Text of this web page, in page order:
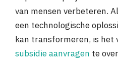
van mensen verbeteren.
een technologische
kan transformeren, is het
subsidie aanvragen te